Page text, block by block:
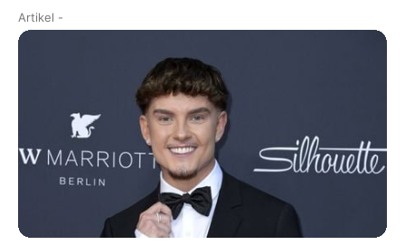
Artikel -